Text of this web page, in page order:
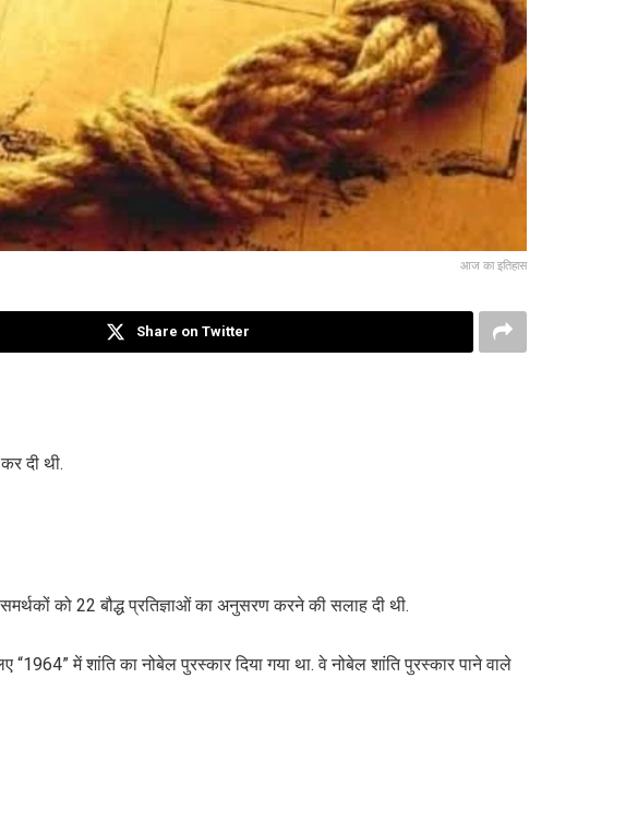
आज का इतिहास
Share on Twitter
दी थी.
को 22 बौद्ध प्रतिज्ञाओं का अनुसरण करने की सलाह दी थी.
में शांति का नोबेल पुरस्कार दिया गया था. वे नोबेल शांति पुरस्कार पाने वाले